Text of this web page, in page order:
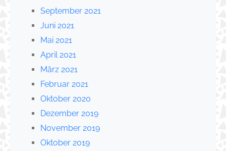
September 2021
Juni 2021
Mai 2021
April 2021
März 2021
Februar 2021
Oktober 2020
Dezember 2019
November 2019
Oktober 2019